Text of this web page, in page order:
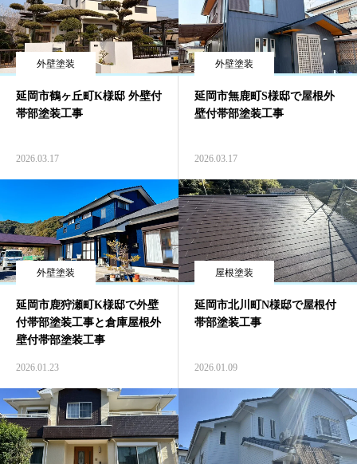
外壁塗装
延岡市鶴ヶ丘町K様邸 外壁付
帯部塗装工事
2026.03.17
外壁塗装
延岡市無鹿町S様邸で屋根外
壁付帯部塗装工事
2026.03.17
外壁塗装
延岡市鹿狩瀬町K様邸で外壁
付帯部塗装工事と倉庫屋根外
壁付帯部塗装工事
2026.01.23
屋根塗装
延岡市北川町N様邸で屋根付
帯部塗装工事
2026.01.09